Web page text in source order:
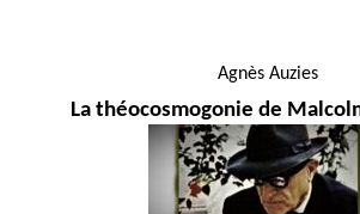
Agnès Auzies
La théocosmogonie de